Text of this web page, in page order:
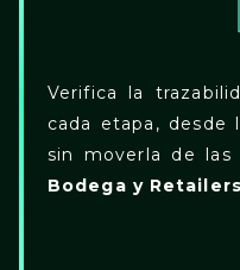
Verifica la
cada etapa, desde
sin moverla de las
Bodega y Retailers